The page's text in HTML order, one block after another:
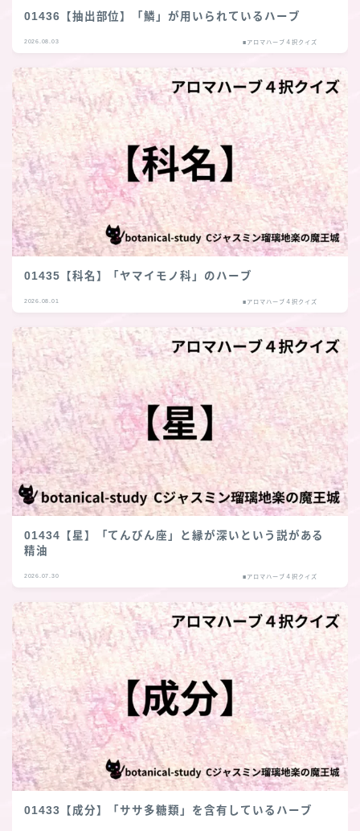
01436【抽出部位】「鱗」が用いられているハーブ
2026.08.03 ■アロマハーブ４択クイズ
01435【科名】「ヤマイモノ科」のハーブ
2026.08.01 ■アロマハーブ４択クイズ
01434【星】「てんびん座」と縁が深いという説がある
精油
2026.07.30 ■アロマハーブ４択クイズ
01433【成分】「ササ多糖類」を含有しているハーブ